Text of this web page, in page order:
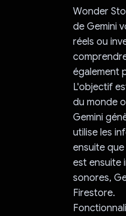
Wonder
de Gemini
réels ou
également
L'objectif
du monde
Gemini
utilise les
ensuite
est ensuite
sonores,
Firestore.